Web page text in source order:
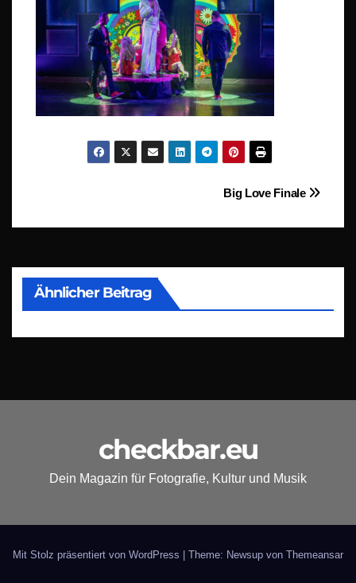
BeitragsnavigationBig Love Finale
Ähnlicher Beitrag
checkbar.eu
Dein Magazin für Fotografie, Kultur und Musik
Mit Stolz präsentiert von WordPress | Theme: Newsup von Themeansar